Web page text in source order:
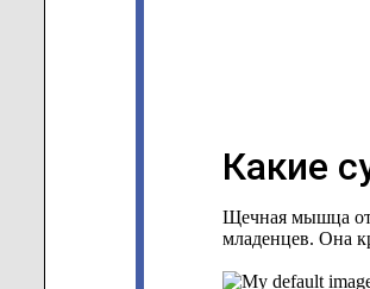
Какие
Щечная мышца
младенцев. Она